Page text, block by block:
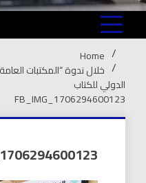
Home
خلال ندوة “المكتبات
الدولي للكتاب
FB_IMG_1706294600123